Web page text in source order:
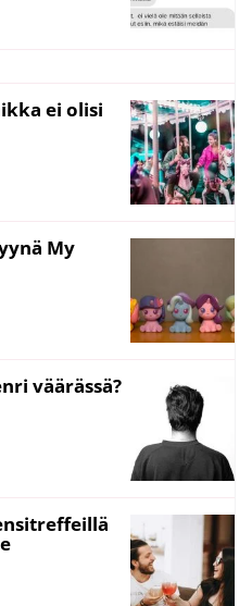
ei olisi
My
väärässä?